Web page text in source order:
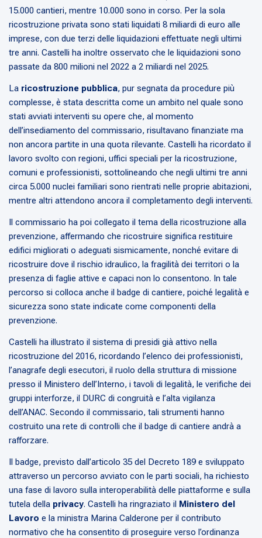
15.000 cantieri, mentre 10.000 sono in corso. Per la sola
ricostruzione privata sono stati liquidati 8 miliardi di euro alle
imprese, con due terzi delle liquidazioni effettuate negli ultimi
tre anni. Castelli ha inoltre osservato che le liquidazioni sono
passate da 800 milioni nel 2022 a 2 miliardi nel 2025.
La ricostruzione pubblica, pur segnata da procedure più
complesse, è stata descritta come un ambito nel quale sono
stati avviati interventi su opere che, al momento
dell’insediamento del commissario, risultavano finanziate ma
non ancora partite in una quota rilevante. Castelli ha ricordato il
lavoro svolto con regioni, uffici speciali per la ricostruzione,
comuni e professionisti, sottolineando che negli ultimi tre anni
circa 5.000 nuclei familiari sono rientrati nelle proprie abitazioni,
mentre altri attendono ancora il completamento degli interventi.
Il commissario ha poi collegato il tema della ricostruzione alla
prevenzione, affermando che ricostruire significa restituire
edifici migliorati o adeguati sismicamente, nonché evitare di
ricostruire dove il rischio idraulico, la fragilità dei territori o la
presenza di faglie attive e capaci non lo consentono. In tale
percorso si colloca anche il badge di cantiere, poiché legalità e
sicurezza sono state indicate come componenti della
prevenzione.
Castelli ha illustrato il sistema di presidi già attivo nella
ricostruzione del 2016, ricordando l’elenco dei professionisti,
l’anagrafe degli esecutori, il ruolo della struttura di missione
presso il Ministero dell’Interno, i tavoli di legalità, le verifiche dei
gruppi interforze, il DURC di congruità e l’alta vigilanza
dell’ANAC. Secondo il commissario, tali strumenti hanno
costruito una rete di controlli che il badge di cantiere andrà a
rafforzare.
Il badge, previsto dall’articolo 35 del Decreto 189 e sviluppato
attraverso un percorso avviato con le parti sociali, ha richiesto
una fase di lavoro sulla interoperabilità delle piattaforme e sulla
tutela della privacy. Castelli ha ringraziato il Ministero del
Lavoro e la ministra Marina Calderone per il contributo
normativo che ha consentito di proseguire verso l’ordinanza